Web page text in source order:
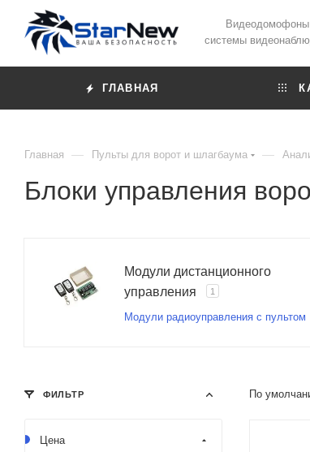
системы
ГЛАВНАЯ
Главная — Пульты для ворот и шлагбаума —
Блоки управления
Модули дистанционного
управления
1
Модули радиоуправления с пультом
По
ФИЛЬТР
Цена